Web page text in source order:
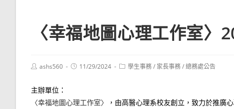
〈幸福地圖心理工作室〉
Postashs560
Post11/29/2024
Post學生事務/ 家長事務/總務處公告
主辦單位：
〈幸福地圖心理工作室〉
，由高醫心理系校友創立，致力於推廣